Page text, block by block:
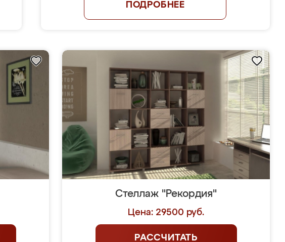
ПОДРОБНЕЕ
Стеллаж "Рекордия"
Цена: 29500 руб.
РАССЧИТАТЬ